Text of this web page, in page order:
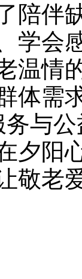
陪伴
学会
温情
体需
与
夕阳
敬老